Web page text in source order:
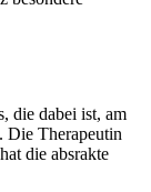
die dabei ist, am
Die Therapeutin
die absrakte